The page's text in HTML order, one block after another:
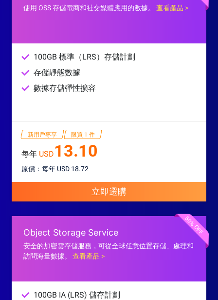
使用 OSS 存儲電商和社交媒體應用的數據。 查看產品 >
100GB 標準（LRS）存儲計劃
存儲靜態數據
數據存儲彈性擴容
新用戶專享 限買 1 件
每年 USD13.10
原價：每年 USD 18.72
立即選購
Object Storage Service
安全的加密雲存儲服務，可從全球任意位置存儲、處理和
訪問海量數據。 查看產品 >
50% OFF
100GB IA (LRS) 儲存計劃